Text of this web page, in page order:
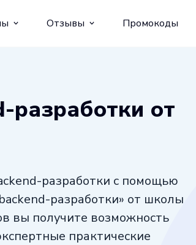
Отзывы Промокоды
разработки от
разработки с помощью
разработки» от школы
вы получите возможность
практические